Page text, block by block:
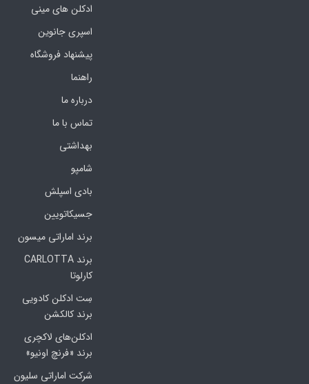
ادکلن های مینی
اسپری جانوین
پیشنهاد فروشگاه
راهنما
درباره ما
تماس با ما
بهداشتی
شامپو
بادی اسپلش
جسیکاتویین
برند اماراتی میسون
برند CARLOTTA
کارلوتا
سِت ادکلن کادویی
برند کالکشن
ادکلن‌های لاکچری
برند «فرنچ اونیو»
شرکت اماراتی سلیون